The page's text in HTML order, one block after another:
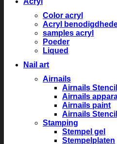
Color acryl
Acryl
samples acryl
Poeder
Liqued
Nail art
Airnails
Airnails
Airnails
Airnails paint
Airnails
Stamping
Stempel gel
Stempelplaten